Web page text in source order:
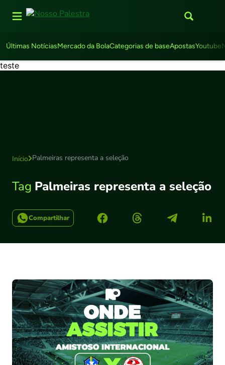
Últimas NotíciasMercado da BolaCategorias de baseApostasYoutube
teste
Início Palmeiras representa a seleção
Tag Palmeiras representa a seleção
Compartilhar